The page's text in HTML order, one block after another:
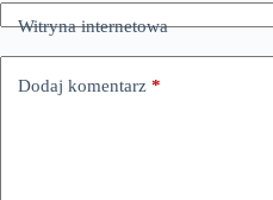
Witryna internetowa
Dodaj komentarz *